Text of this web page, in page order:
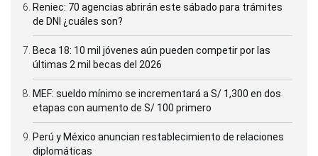
Reniec: 70 agencias abrirán este sábado para trámites
de DNI ¿cuáles son?
Beca 18: 10 mil jóvenes aún pueden competir por las
últimas 2 mil becas del 2026
MEF: sueldo mínimo se incrementará a S/ 1,300 en dos
etapas con aumento de S/ 100 primero
Perú y México anuncian restablecimiento de relaciones
diplomáticas